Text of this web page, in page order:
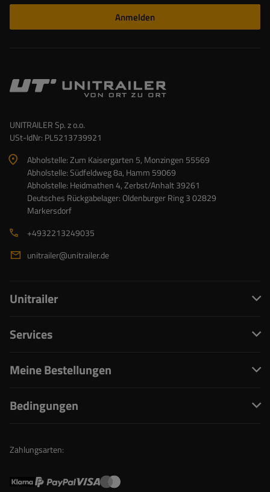
Anmelden
UNITRAILER Sp. z o.o.
USt-IdNr: PL5213739921
Abholstelle: Zum Kaisergarten 5, Monzingen 55569
Abholstelle: Südfeldweg 8a, Hamm 59069
Abholstelle: Heidmathen 4, Zerbst/Anhalt 39261
Deutsches Rückgabelager: Oldenburger Ring 3 02829
Markersdorf
+4932213249035
unitrailer@unitrailer.de
Unitrailer
Services
Meine Bestellungen
Bedingungen
Zahlungsarten: